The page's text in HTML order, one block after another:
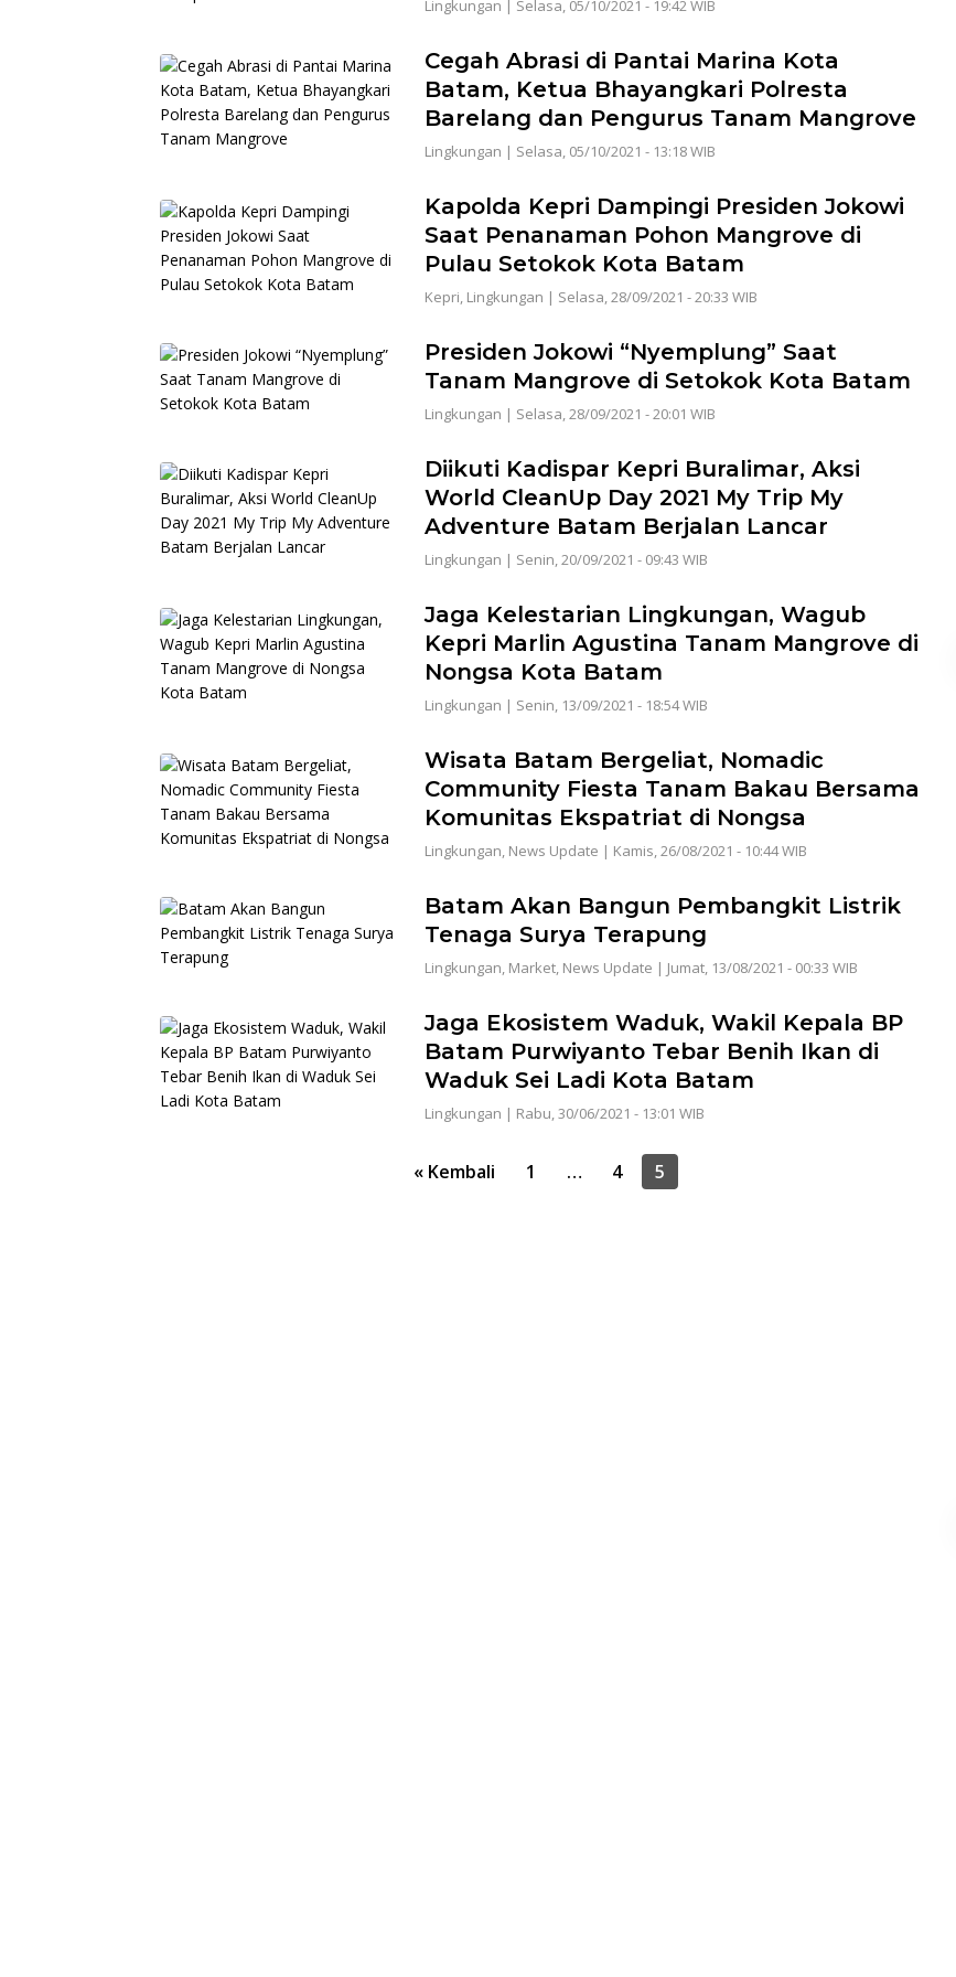
Lingkungan Selasa, 05/10/2021 - 19:42 WIB
Cegah Abrasi di Pantai Marina Kota
Batam, Ketua Bhayangkari Polresta
Barelang dan Pengurus Tanam Mangrove
Lingkungan | Selasa, 05/10/2021 - 13:18 WIB
Kapolda Kepri Dampingi Presiden Jokowi
Saat Penanaman Pohon Mangrove di
Pulau Setokok Kota Batam
Kepri, Lingkungan | Selasa, 28/09/2021 - 20:33 WIB
Presiden Jokowi “Nyemplung” Saat
Tanam Mangrove di Setokok Kota Batam
Lingkungan | Selasa, 28/09/2021 - 20:01 WIB
Diikuti Kadispar Kepri Buralimar, Aksi
World CleanUp Day 2021 My Trip My
Adventure Batam Berjalan Lancar
Lingkungan | Senin, 20/09/2021 - 09:43 WIB
Jaga Kelestarian Lingkungan, Wagub
Kepri Marlin Agustina Tanam Mangrove di
Nongsa Kota Batam
Lingkungan | Senin, 13/09/2021 - 18:54 WIB
Wisata Batam Bergeliat, Nomadic
Community Fiesta Tanam Bakau Bersama
Komunitas Ekspatriat di Nongsa
Lingkungan, News Update | Kamis, 26/08/2021 - 10:44 WIB
Batam Akan Bangun Pembangkit Listrik
Tenaga Surya Terapung
Lingkungan, Market, News Update | Jumat, 13/08/2021 - 00:33 WIB
Jaga Ekosistem Waduk, Wakil Kepala BP
Batam Purwiyanto Tebar Benih Ikan di
Waduk Sei Ladi Kota Batam
Lingkungan | Rabu, 30/06/2021 - 13:01 WIB
« Kembali 1 … 4 5